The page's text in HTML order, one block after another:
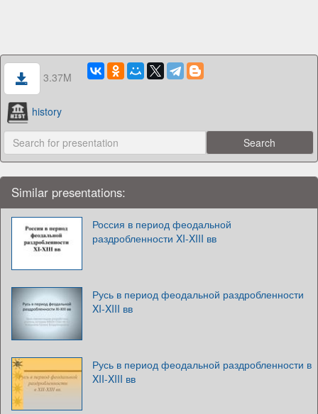
3.37M
history
Similar presentations:
Россия в период феодальной
раздробленности XI-XIII вв
Русь в период феодальной раздробленности
XI-XIII вв
Русь в период феодальной раздробленности в
XII-XIII вв